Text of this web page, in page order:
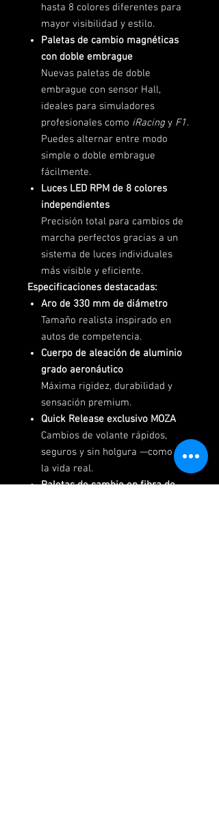
hasta 8 colores diferentes para
mayor visibilidad y estilo.
Paletas de cambio magnéticas
con doble embrague
Nuevas paletas de doble
embrague con sensor Hall,
ideales para simuladores
profesionales como iRacing y F1.
Puedes alternar entre modo
simple o doble embrague
fácilmente.
Luces LED RPM de 8 colores
independientes
Precisión total para cambios de
marcha perfectos gracias a un
sistema de luces individuales
más visible y eficiente.
Especificaciones destacadas:
Aro de 330 mm de diámetro
Tamaño realista inspirado en
autos de competencia.
Cuerpo de aleación de aluminio
grado aeronáutico
Máxima rigidez, durabilidad y
sensación premium.
Quick Release exclusivo MOZA
Cambios de volante rápidos,
seguros y sin holgura —como en
la vida real.
Paletas de cambio en fibra de